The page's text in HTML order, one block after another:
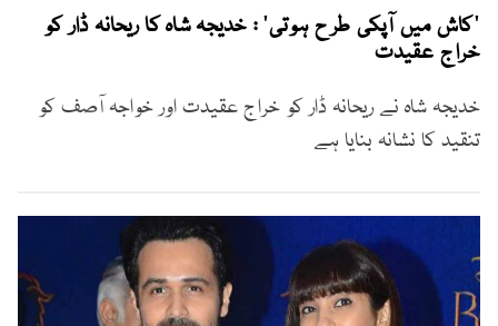
'کاش میں آپکی طرح ہوتی' : خدیجہ شاہ کا ریحانہ ڈار کو
خراج عقیدت
خدیجہ شاہ نے ریحانہ ڈار کو خراج عقیدت اور خواجہ آصف کو
تنقید کا نشانہ بنایا ہے